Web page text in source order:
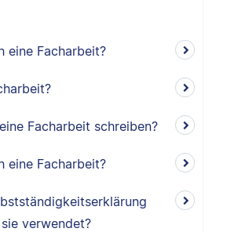
eine Facharbeit?
Facharbeit schreiben?
eine Facharbeit?
verwendet?